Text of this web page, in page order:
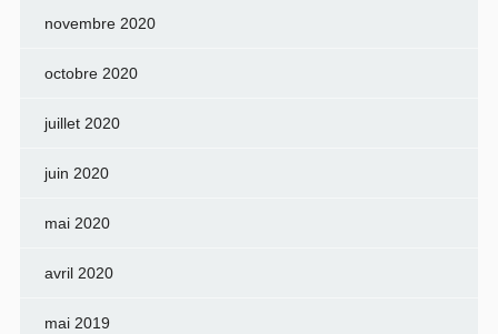
novembre 2020
octobre 2020
juillet 2020
juin 2020
mai 2020
avril 2020
mai 2019